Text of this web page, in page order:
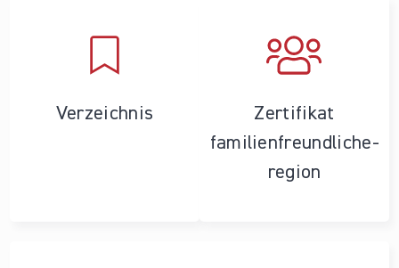
Verzeichnis
Zertifikat
familienfreundliche­
region